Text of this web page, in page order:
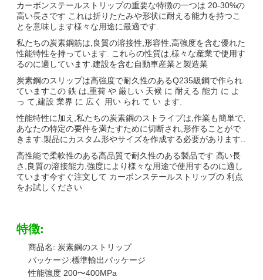
カーボンステールストリップの重要な特徴の一つは 20-30%の
高い長さです これは折りたたみや形状に耐える能力を持つこ
とを意味します様々な用途に最適です.
私たちの炭素鋼筋は,良質の溶接性,形容性,高強度を含む優れた
性能特性を持っています. これらの性質は,様々な産業で使用す
るのに適しています.建設を含む自動車産業と製造業
炭素鋼のスリップは高強度で耐久性のあるQ235級鋼で作られ
ていますこの 鉄 は,重荷 や 厳しい 天候 に 耐える 能力 に よ
っ て,建設 業界 に 広く 用い られ て い ます.
性能特性に加え,私たちの炭素鋼のストライプは,作業も簡単で,
あなたの特定の要件を満たすために切断され,形作ることがで
きます.製品にカスタム形やサイズを作成する必要があります..
高性能で柔軟性のある高品質で耐久性のある製品です 高い長
さ,良質の溶接能力,強度により様々な用途で使用するのに適し
ています今すぐ注文して カーボンステールストリップの 利点
をお試しください
特徴:
商品名: 炭素鋼のストリップ
パッケージ:標準輸出パッケージ
性能強度 200〜400MPa